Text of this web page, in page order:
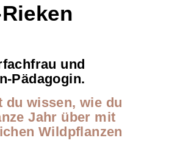
und
Pädagogin.
wissen, wie du
Jahr über mit
Wildpflanzen